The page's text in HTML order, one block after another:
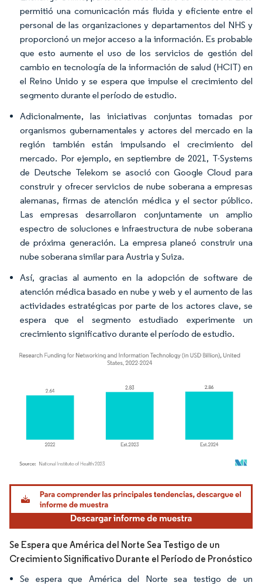
permitió una comunicación más fluida y eficiente entre el
personal de las organizaciones y departamentos del NHS y
proporcionó un mejor acceso a la información. Es probable
que esto aumente el uso de los servicios de gestión del
cambio en tecnología de la información de salud (HCIT) en
el Reino Unido y se espera que impulse el crecimiento del
segmento durante el período de estudio.
Adicionalmente, las iniciativas conjuntas tomadas por
organismos gubernamentales y actores del mercado en la
región también están impulsando el crecimiento del
mercado. Por ejemplo, en septiembre de 2021, T-Systems
de Deutsche Telekom se asoció con Google Cloud para
construir y ofrecer servicios de nube soberana a empresas
alemanas, firmas de atención médica y el sector público.
Las empresas desarrollaron conjuntamente un amplio
espectro de soluciones e infraestructura de nube soberana
de próxima generación. La empresa planeó construir una
nube soberana similar para Austria y Suiza.
Así, gracias al aumento en la adopción de software de
atención médica basado en nube y web y el aumento de las
actividades estratégicas por parte de los actores clave, se
espera que el segmento estudiado experimente un
crecimiento significativo durante el período de estudio.
Imagen © Mordor Intelligence. El uso requiere atribución según CC BY 4.0.
Se Espera que América del Norte Sea Testigo de un
Crecimiento Significativo Durante el Período de Pronóstico
Se espera que América del Norte sea testigo de un